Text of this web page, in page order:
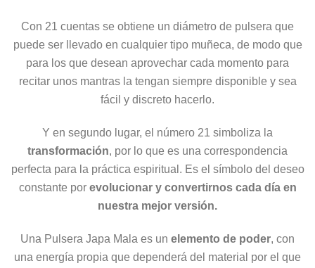
Con 21 cuentas se obtiene un diámetro de pulsera que
puede ser llevado en cualquier tipo muñeca, de modo que
para los que desean aprovechar cada momento para
recitar unos mantras la tengan siempre disponible y sea
fácil y discreto hacerlo.
Y en segundo lugar, el número 21 simboliza la
transformación, por lo que es una correspondencia
perfecta para la práctica espiritual. Es el símbolo del deseo
constante porevolucionar y convertirnos cada día en
nuestra mejor versión.
Una Pulsera Japa Mala es un elemento de poder, con
una energía propia que dependerá del material por el que